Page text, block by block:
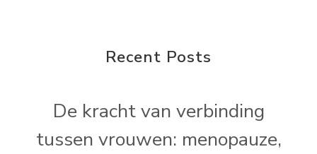
Recent Posts
De kracht van verbinding
tussen vrouwen: menopauze,